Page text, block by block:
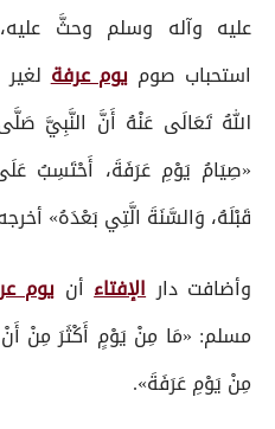
عليه وآله وسلم وحثَّ
استحباب صوم يوم عرفةلغير
اللهُ تَعَالَى عَنْهُ أَنَّ النَّبِيَّ
«صِيَامُ يَوْمِ عَرَفَةَ، أَحْتَسِبُ
قَبْلَهُ، وَالسَّنَةَ الَّتِي بَعْدَهُ»
وأضافت دارالإفتاءأن يوم
مسلم: «مَا مِنْ يَوْمٍ أَكْثَرَ مِنْ أَنْ
مِنْ يَوْمِ عَرَفَةَ».